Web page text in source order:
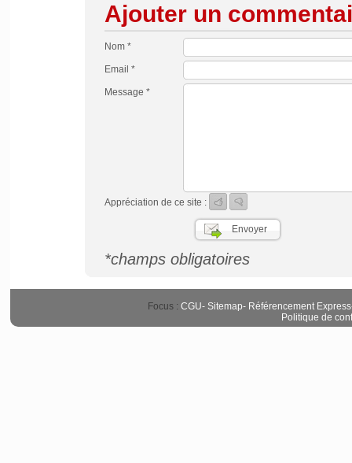
Ajouter un
Nom *
Email *
Message *
Appréciation de ce site :
*champs obligatoires
Focus : CGU- Sitemap- Référencement Express
Politique de